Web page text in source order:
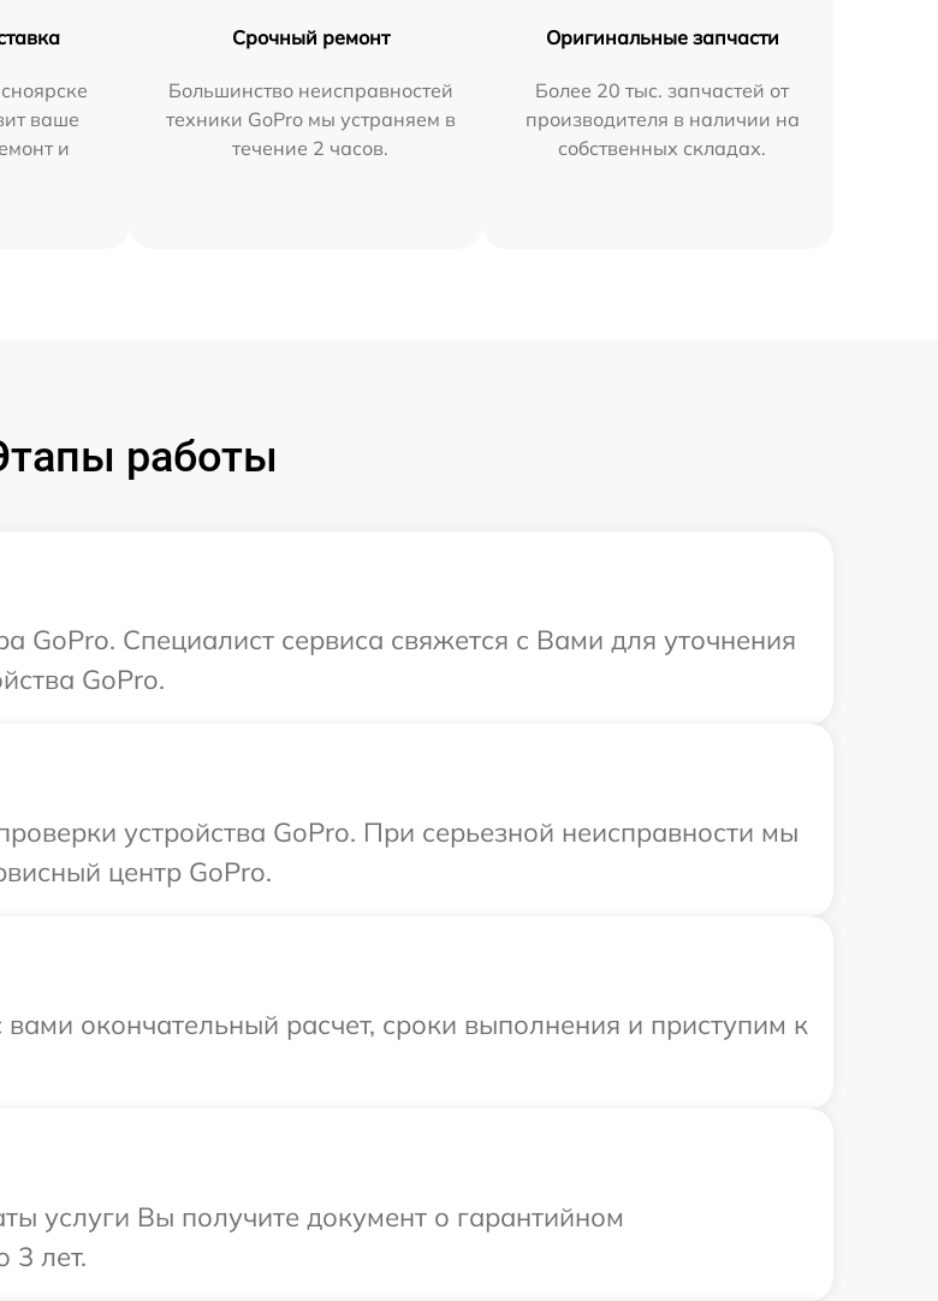
ваше
и
Срочный ремонт
Большинство неисправностей
техники GoPro мы устраняем в
течение 2 часов.
Оригинальные запчасти
Более 20 тыс. запчастей от
производителя в наличии на
собственных складах.
работы
GoPro. Специалист сервиса свяжется с Вами для уточнения
GoPro.
устройства GoPro. При серьезной неисправности мы
центр GoPro.
окончательный расчет, сроки выполнения и приступим к
услуги Вы получите документ о гарантийном
3 лет.